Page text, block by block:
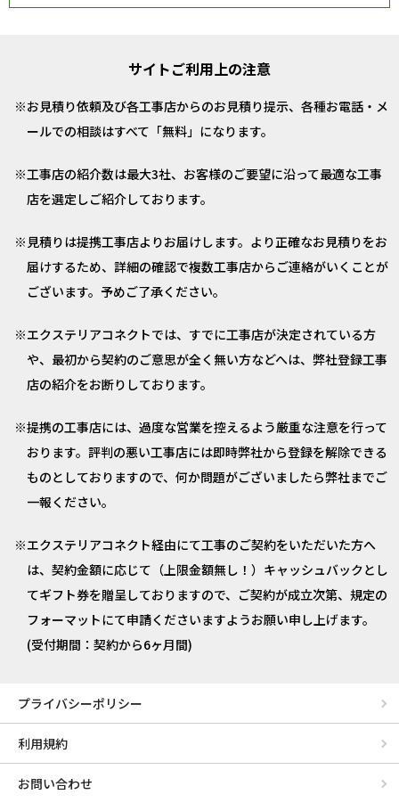
サイトご利用上の注意
お見積り依頼及び各工事店からのお見積り提示、各種お電話・メ
ールでの相談はすべて「無料」になります。
工事店の紹介数は最大3社、お客様のご要望に沿って最適な工事
店を選定しご紹介しております。
見積りは提携工事店よりお届けします。より正確なお見積りをお
届けするため、詳細の確認で複数工事店からご連絡がいくことが
ございます。予めご了承ください。
エクステリアコネクトでは、すでに工事店が決定されている方
や、最初から契約のご意思が全く無い方などへは、弊社登録工事
店の紹介をお断りしております。
提携の工事店には、過度な営業を控えるよう厳重な注意を行って
おります。評判の悪い工事店には即時弊社から登録を解除できる
ものとしておりますので、何か問題がございましたら弊社までご
一報ください。
エクステリアコネクト経由にて工事のご契約をいただいた方へ
は、契約金額に応じて（上限金額無し！）キャッシュバックとし
てギフト券を贈呈しておりますので、ご契約が成立次第、規定の
フォーマットにて申請くださいますようお願い申し上げます。
(受付期間：契約から6ヶ月間)
プライバシーポリシー
利用規約
お問い合わせ